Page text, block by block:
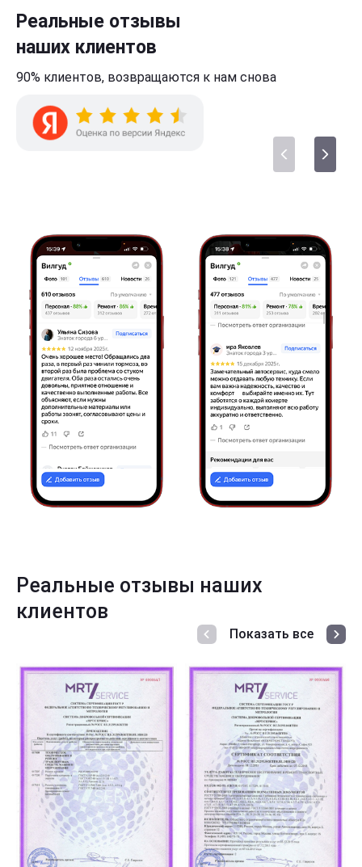
Реальные отзывы
наших клиентов
90% клиентов, возвращаются к нам снова
Реальные отзывы наших
клиентов
Показать все